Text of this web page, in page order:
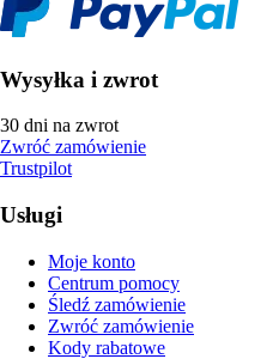
Wysyłka i zwrot
30 dni na zwrot
Zwróć zamówienie
Trustpilot
Usługi
Moje konto
Centrum pomocy
Śledź zamówienie
Zwróć zamówienie
Kody rabatowe